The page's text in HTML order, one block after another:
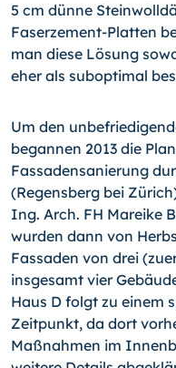
5 cm dünne
Faserzement-Platten
man diese Lösung
eher als suboptimal
Um den
begannen 2013 die
Fassadensanierung
(Regensberg bei
Ing. Arch. FH Mareike
wurden dann von
Fassaden von drei
insgesamt vier
Haus D folgt zu einem
Zeitpunkt, da dort
Maßnahmen im